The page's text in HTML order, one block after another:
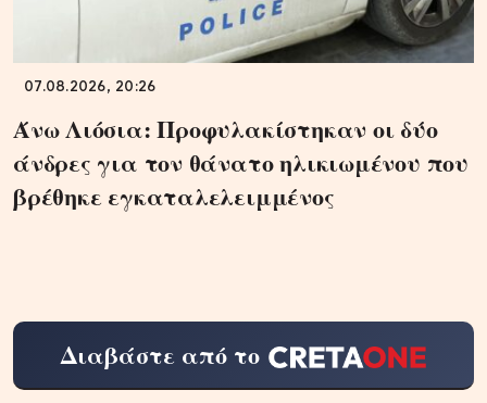
07.08.2026, 20:26
Άνω Λιόσια: Προφυλακίστηκαν οι δύο
άνδρες για τον θάνατο ηλικιωμένου που
βρέθηκε εγκαταλελειμμένος
Διαβάστε από το